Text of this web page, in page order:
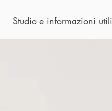
Studio e informazioni utili